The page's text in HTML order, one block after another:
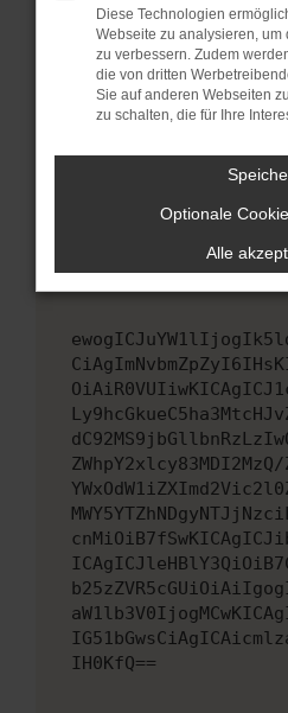
sind.
Veraltete Software birgt
Sicherheitsrisiko,
führen, dass
unterstützt werden.
Wende dich an den
Wenn du alle oben
hast, kontaktiere uns
versuchen, das Problem
uns diesen Text
IH0KfQ==
Diese Technologien
Webseite zu analysieren, um
zu verbessern. Zudem
die von dritten
Sie auf anderen Webseiten
zu schalten, die für Ihre
Optionale
Alle